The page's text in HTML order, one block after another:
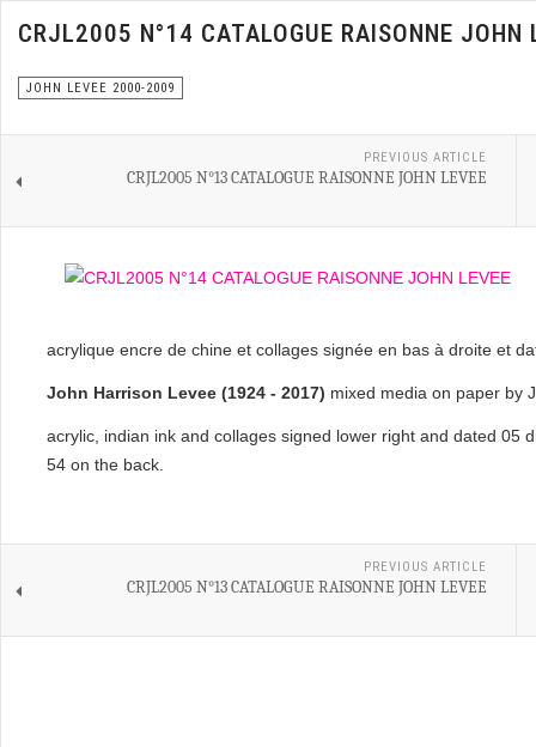
CRJL2005 N°14 CATALOGUE RAISONNE JOHN
JOHN LEVEE 2000-2009
PREVIOUS ARTICLE
CRJL2005 N°13 CATALOGUE RAISONNE JOHN LEVEE
acrylique encre de chine et collages signée en bas à droite et
John Harrison Levee (1924 - 2017) mixed media on paper by
acrylic, indian ink and collages signed lower right and dated 05
54 on the back.
PREVIOUS ARTICLE
CRJL2005 N°13 CATALOGUE RAISONNE JOHN LEVEE